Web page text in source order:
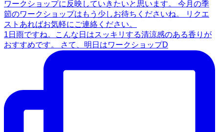
1日雨ですね。こんな日はスッキリする清涼感のある香りが
おすすめです。 さて、明日はワークショップD